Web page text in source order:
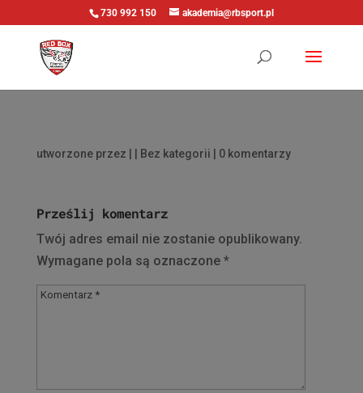
730 992 150 akademia@rbsport.pl
utworzone przez | Bez kategorii | 0 komentarzy
Prześlij komentarz
Twój adres email nie zostanie opublikowany.
Wymagane pola są oznaczone *